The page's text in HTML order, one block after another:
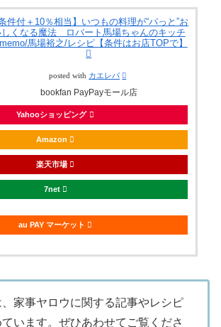
条件付＋10％相当】いつもの料理が“パっと”お
しくなる魔法 ロバート馬場ちゃんのキッチ
馬場裕之/レシピ【条件はお店TOPで】
posted with カエレバ
bookfan PayPayモール店
Yahooショッピング
Amazon
楽天市場
7net
au PAY マーケット
家事ヤロウに関する記事やレシピ
います。ぜひあわせてご覧くださ